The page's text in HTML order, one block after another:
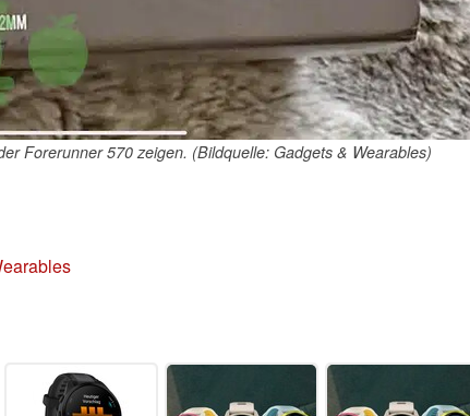
Forerunner 570 zeigen. (Bildquelle: Gadgets & Wearables)